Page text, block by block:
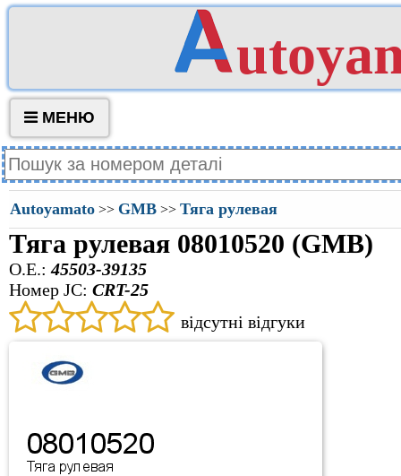
МЕНЮ
Autoyamato >> GMB >> Тяга рулевая
Тяга рулевая 08010520 (GMB)
O.E.:45503-39135
Номер JC: CRT-25
відсутні відгуки